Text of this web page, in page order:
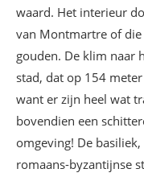
waard. Het interieur
van Montmartre of
gouden. De klim naar
stad, dat op 154
want er zijn heel wat
bovendien een
omgeving! De
romaans-byzantijnse